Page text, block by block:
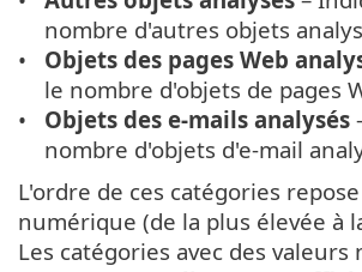
nombre d'autres objets
Objets des pages Web
le nombre d'objets de pages
Objets des e-mails analysés
nombre d'objets d'e-mail
L'ordre de ces catégories
numérique (de la plus élevée à
Les catégories avec des